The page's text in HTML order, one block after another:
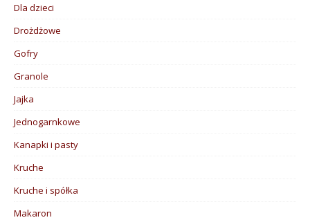
Dla dzieci
Drożdżowe
Gofry
Granole
Jajka
Jednogarnkowe
Kanapki i pasty
Kruche
Kruche i spółka
Makaron